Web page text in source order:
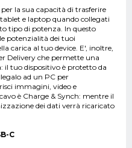
la sua capacità di trasferire
e laptop quando collegati
tipo di potenza. In questo
potenzialità dei tuoi
carica al tuo device. E', inoltre,
Delivery che permette una
il tuo dispositivo è protetto da
ad un PC per
immagini, video e
è Charge & Synch: mentre il
dei dati verrà ricaricato
C